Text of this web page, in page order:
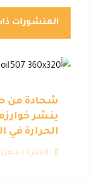
المنشورات
شحادة من
ينشر
الحرارة في
النشرة الشهرية